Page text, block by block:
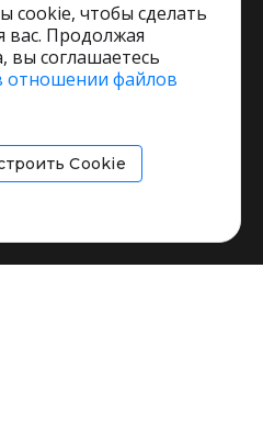
соглашение
информировании
cookies
cookie, чтобы сделать
вас. Продолжая
вы соглашаетесь
отношении файлов
Cookie